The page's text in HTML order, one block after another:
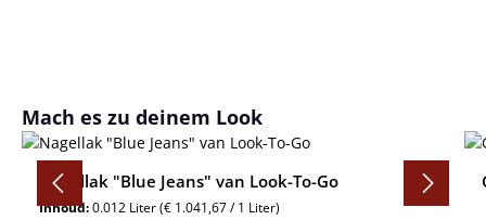
Productgalerij overslaan
Mach es zu deinem Look
Nagellak "Blue Jeans" van Look-To-Go
Inhoud:0.012 Liter(€ 1.041,67 / 1 Liter)